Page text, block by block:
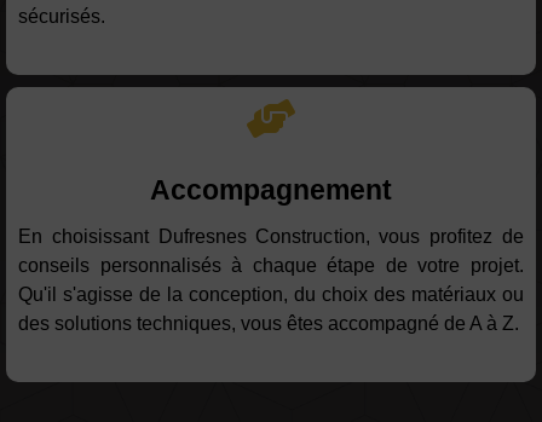
sécurisés.
Accompagnement
En choisissant Dufresnes Construction, vous profitez de
conseils personnalisés à chaque étape de votre projet.
Qu'il s'agisse de la conception, du choix des matériaux ou
des solutions techniques, vous êtes accompagné de A à Z.